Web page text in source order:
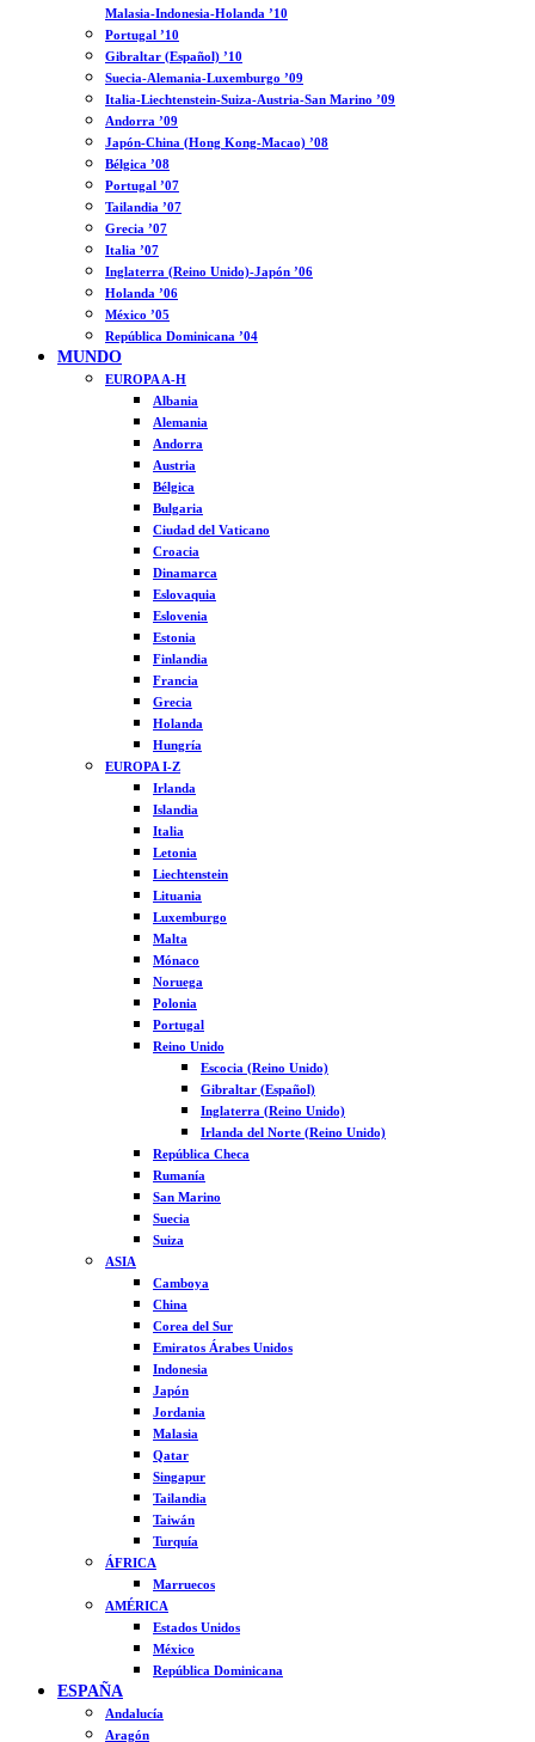
Malasia-Indonesia-Holanda ’10
Portugal ’10
Gibraltar (Español) ’10
Suecia-Alemania-Luxemburgo ’09
Italia-Liechtenstein-Suiza-Austria-San Marino ’09
Andorra ’09
Japón-China (Hong Kong-Macao) ’08
Bélgica ’08
Portugal ’07
Tailandia ’07
Grecia ’07
Italia ’07
Inglaterra (Reino Unido)-Japón ’06
Holanda ’06
México ’05
República Dominicana ’04
MUNDO
EUROPA A-H
Albania
Alemania
Andorra
Austria
Bélgica
Bulgaria
Ciudad del Vaticano
Croacia
Dinamarca
Eslovaquia
Eslovenia
Estonia
Finlandia
Francia
Grecia
Holanda
Hungría
EUROPA I-Z
Irlanda
Islandia
Italia
Letonia
Liechtenstein
Lituania
Luxemburgo
Malta
Mónaco
Noruega
Polonia
Portugal
Reino Unido
Escocia (Reino Unido)
Gibraltar (Español)
Inglaterra (Reino Unido)
Irlanda del Norte (Reino Unido)
República Checa
Rumanía
San Marino
Suecia
Suiza
ASIA
Camboya
China
Corea del Sur
Emiratos Árabes Unidos
Indonesia
Japón
Jordania
Malasia
Qatar
Singapur
Tailandia
Taiwán
Turquía
ÁFRICA
Marruecos
AMÉRICA
Estados Unidos
México
República Dominicana
ESPAÑA
Andalucía
Aragón